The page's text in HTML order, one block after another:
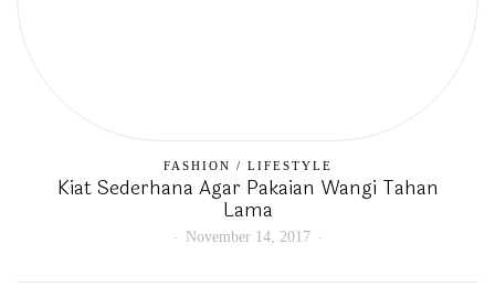
FASHION / LIFESTYLE
Kiat Sederhana Agar Pakaian Wangi Tahan
Lama
November 14, 2017